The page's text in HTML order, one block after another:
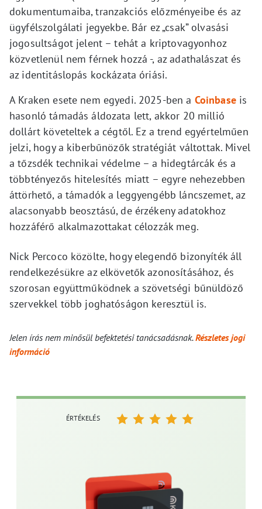
dokumentumaiba, tranzakciós előzményeibe és az
ügyfélszolgálati jegyekbe. Bár ez „csak” olvasási
jogosultságot jelent – tehát a kriptovagyonhoz
közvetlenül nem férnek hozzá -, az adathalászat és
az identitáslopás kockázata óriási.
A Kraken esete nem egyedi. 2025-ben a Coinbaseis
hasonló támadás áldozata lett, akkor 20 millió
dollárt követeltek a cégtől. Ez a trend egyértelműen
jelzi, hogy a kiberbűnözők stratégiát váltottak. Mivel
a tőzsdék technikai védelme – a hidegtárcák és a
többtényezős hitelesítés miatt – egyre nehezebben
áttörhető, a támadók a leggyengébb láncszemet, az
alacsonyabb beosztású, de érzékeny adatokhoz
hozzáférő alkalmazottakat célozzák meg.
Nick Percoco közölte, hogy elegendő bizonyíték áll
rendelkezésükre az elkövetők azonosításához, és
szorosan együttműködnek a szövetségi bűnüldöző
szervekkel több joghatóságon keresztül is.
Jelen írás nem minősül befektetési tanácsadásnak.Részletes jogi
információ
ÉRTÉKELÉS